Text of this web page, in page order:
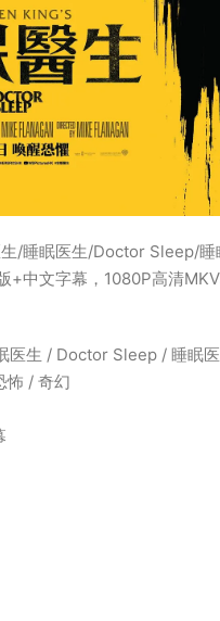
/睡眠医生/Doctor Sleep/睡
+中文字幕，1080P高清MKV
医生 / Doctor Sleep / 睡眠
怖 / 奇幻